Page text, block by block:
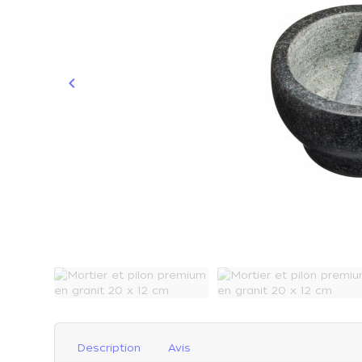
Précédent
keyboard_arrow_left
Description Avis